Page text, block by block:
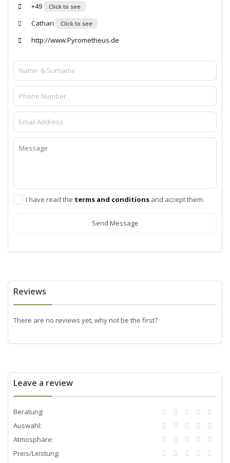
‭+49
Click to see
Cathari Click to see
http://www.Pyrometheus.de
I have read the terms and conditions and accept them.
Send Message
Reviews
There are no reviews yet, why not be the first?
Leave a review
Beratung:
Auswahl:
Atmosphäre:
Preis/Leistung: